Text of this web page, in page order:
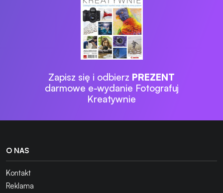
Zapisz się i odbierz PREZENT
darmowe e-wydanie Fotografuj
Kreatywnie
O NAS
Kontakt
Reklama